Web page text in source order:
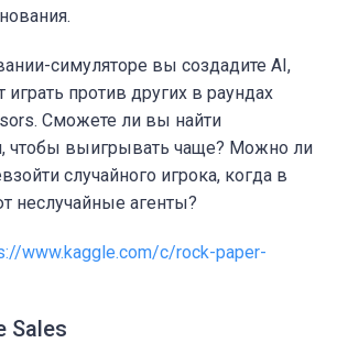
симуляторе вы создадите AI,
против других в раундах
. Сможете ли вы найти
чтобы выигрывать чаще? Можно ли
случайного игрока, когда в
неслучайные агенты?
www.kaggle.com/c/rock-paper-
Sales